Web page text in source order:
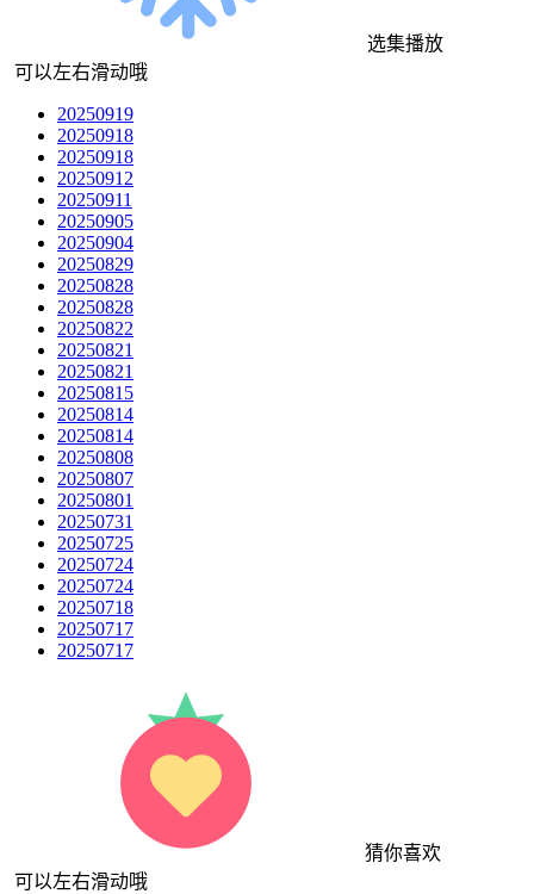
选集播放
可以左右滑动哦
20250919
20250918
20250918
20250912
20250911
20250905
20250904
20250829
20250828
20250828
20250822
20250821
20250821
20250815
20250814
20250814
20250808
20250807
20250801
20250731
20250725
20250724
20250724
20250718
20250717
20250717
猜你喜欢
可以左右滑动哦